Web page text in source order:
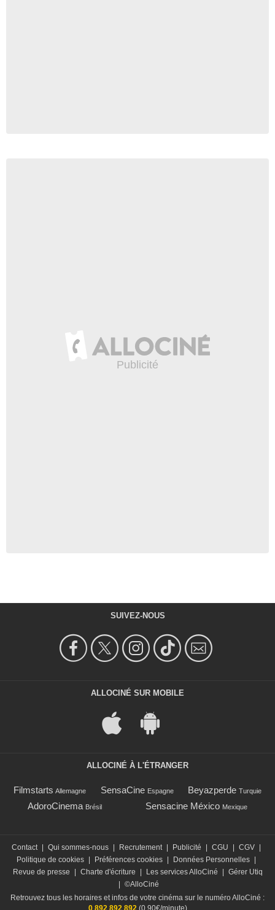
SUIVEZ-NOUS
ALLOCINÉ SUR MOBILE
ALLOCINÉ À L'ÉTRANGER
Filmstarts Allemagne SensaCine Espagne Beyazperde Turquie
AdoroCinema Brésil Sensacine México Mexique
Contact Qui sommes-nous Recrutement Publicité CGU CGV
Politique de cookies
Préférences cookies Données Personnelles
Revue de presse
Charte d'écriture Les services AlloCiné
Gérer Utiq
©AlloCiné
Retrouvez tous les horaires et infos de votre cinéma sur le numéro AlloCiné :